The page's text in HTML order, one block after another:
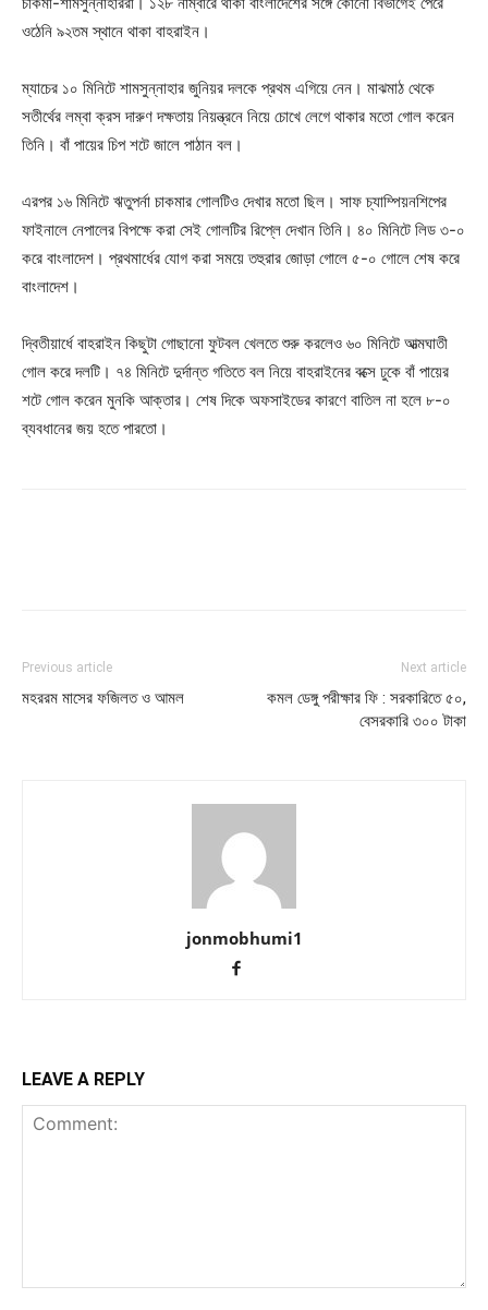
ওঠেনি ৯২তম স্থানে থাকা বাহরাইন।
ম্যাচের ১০ মিনিটে শামসুন্নাহার জুনিয়র দলকে প্রথম এগিয়ে নেন। মাঝমাঠ থেকে
সতীর্থের লম্বা ক্রস দারুণ দক্ষতায় নিয়ন্ত্রনে নিয়ে চোখে লেগে থাকার মতো গোল করেন
তিনি। বাঁ পায়ের চিপ শটে জালে পাঠান বল।
এরপর ১৬ মিনিটে ঋতুপর্না চাকমার গোলটিও দেখার মতো ছিল। সাফ চ্যাম্পিয়নশিপের
ফাইনালে নেপালের বিপক্ষে করা সেই গোলটির রিপ্লে দেখান তিনি। ৪০ মিনিটে লিড ৩-০
করে বাংলাদেশ। প্রথমার্ধের যোগ করা সময়ে তহুরার জোড়া গোলে ৫-০ গোলে শেষ করে
বাংলাদেশ।
দ্বিতীয়ার্ধে বাহরাইন কিছুটা গোছানো ফুটবল খেলতে শুরু করলেও ৬০ মিনিটে আত্মঘাতী
গোল করে দলটি। ৭৪ মিনিটে দুর্দান্ত গতিতে বল নিয়ে বাহরাইনের বক্সে ঢুকে বাঁ পায়ের
শটে গোল করেন মুনকি আক্তার। শেষ দিকে অফসাইডের কারণে বাতিল না হলে ৮-০
ব্যবধানের জয় হতে পারতো।
Previous article
মহররম মাসের ফজিলত ও আমল
Next article
কমল ডেঙ্গু পরীক্ষার ফি : সরকারিতে ৫০,
বেসরকারি ৩০০ টাকা
jonmobhumi1
LEAVE A REPLY